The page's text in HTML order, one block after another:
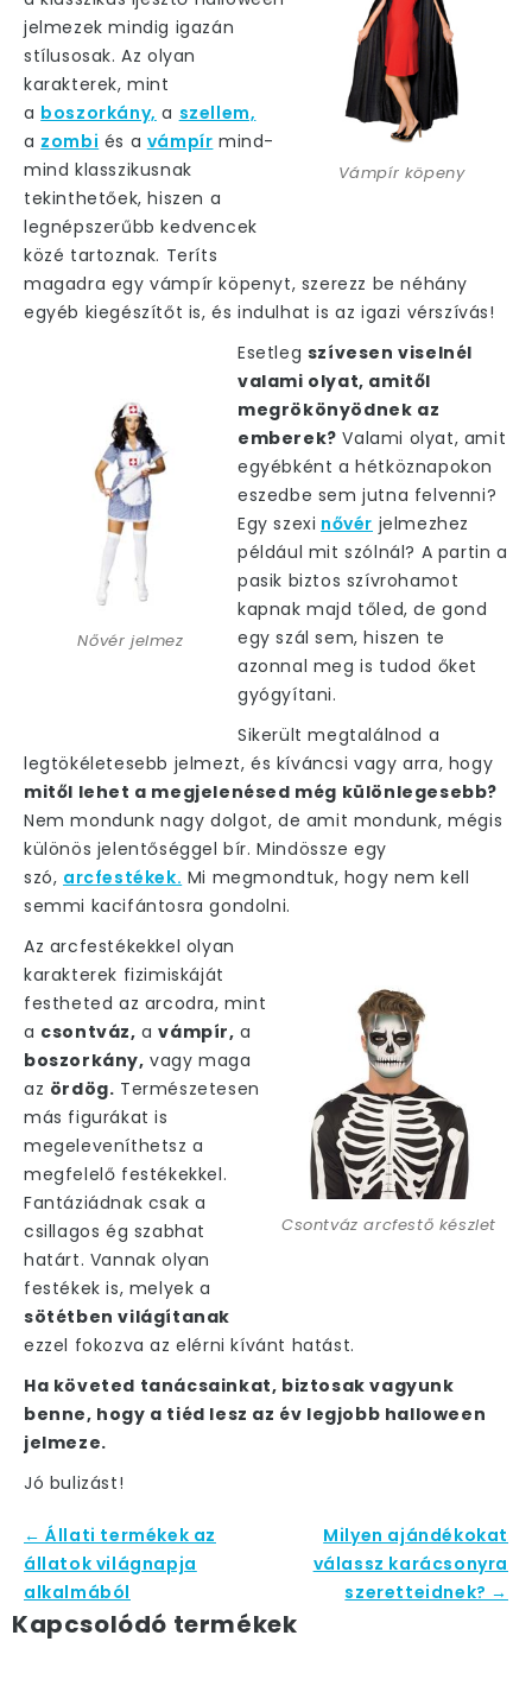
Vámpír köpeny
jelmezek mindig igazán
stílusosak. Az olyan
karakterek, mint
a boszorkány, a szellem,
a zombi és a vámpír mind-
mind klasszikusnak
tekinthetőek, hiszen a
legnépszerűbb kedvencek
közé tartoznak. Teríts
magadra egy vámpír köpenyt, szerezz be néhány
egyéb kiegészítőt is, és indulhat is az igazi vérszívás!
Nővér jelmez
Esetleg szívesen viselnél
valami olyat, amitől
megrökönyödnek az
emberek? Valami olyat, amit
egyébként a hétköznapokon
eszedbe sem jutna felvenni?
Egy szexi nővér jelmezhez
például mit szólnál? A partin a
pasik biztos szívrohamot
kapnak majd tőled, de gond
egy szál sem, hiszen te
azonnal meg is tudod őket
gyógyítani.
Sikerült megtalálnod a
legtökéletesebb jelmezt,és kíváncsi vagy arra, hogy
mitől lehet a megjelenésed még különlegesebb?
Nem mondunk nagy dolgot, de amit mondunk, mégis
különös jelentőséggel bír. Mindössze egy
szó, arcfestékek. Mi megmondtuk, hogy nem kell
semmi kacifántosra gondolni.
Csontváz arcfestő készlet
Az arcfestékekkel olyan
karakterek fizimiskáját
festheted az arcodra, mint
a csontváz, avámpír, a
boszorkány, vagy maga
az ördög. Természetesen
más figurákat is
megeleveníthetsz a
megfelelő festékekkel.
Fantáziádnak csak a
csillagos ég szabhat
határt. Vannak olyan
festékek is, melyek a
sötétben világítanak
ezzel fokozva az elérni kívánt hatást.
Ha követed tanácsainkat, biztosak vagyunk
benne, hogy a tiéd lesz az év legjobb halloween
jelmeze.
Jó bulizást!
Milyen ajándékokat
válassz karácsonyra
szeretteidnek? →
← Állati termékek az
állatok világnapja
alkalmából
Kapcsolódó termékek